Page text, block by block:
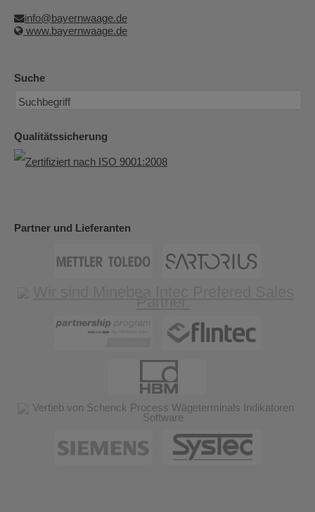
info@bayernwaage.de
www.bayernwaage.de
Suche
Qualitätssicherung
Partner und Lieferanten